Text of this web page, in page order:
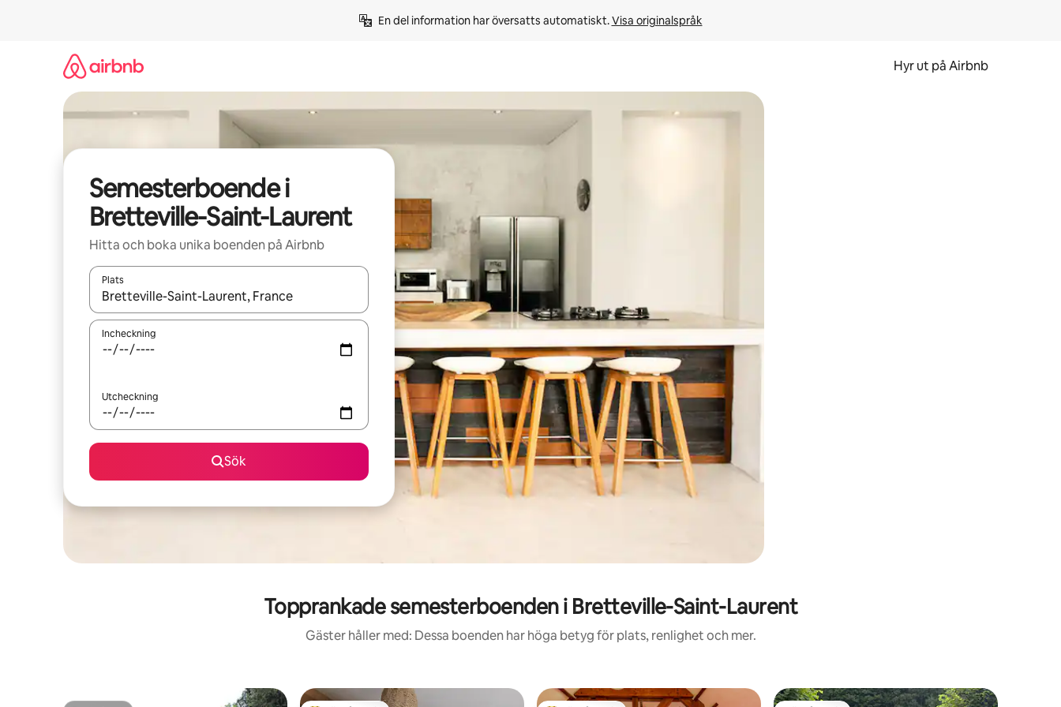
En del information har översatts automatiskt. Visa originalspråk
Hyr ut på Airbnb
Semesterboende i
Bretteville-Saint-Laurent
Hitta och boka unika boenden på Airbnb
Plats
När resultaten är tillgängliga kan du navigera med upp- och nedåtpilarna eller utforska genom att trycka eller svepa.
Incheckning
Utcheckning
Sök
Topprankade semesterboenden i Bretteville-Saint-Laurent
Gäster håller med: Dessa boenden har höga betyg för plats, renlighet och mer.